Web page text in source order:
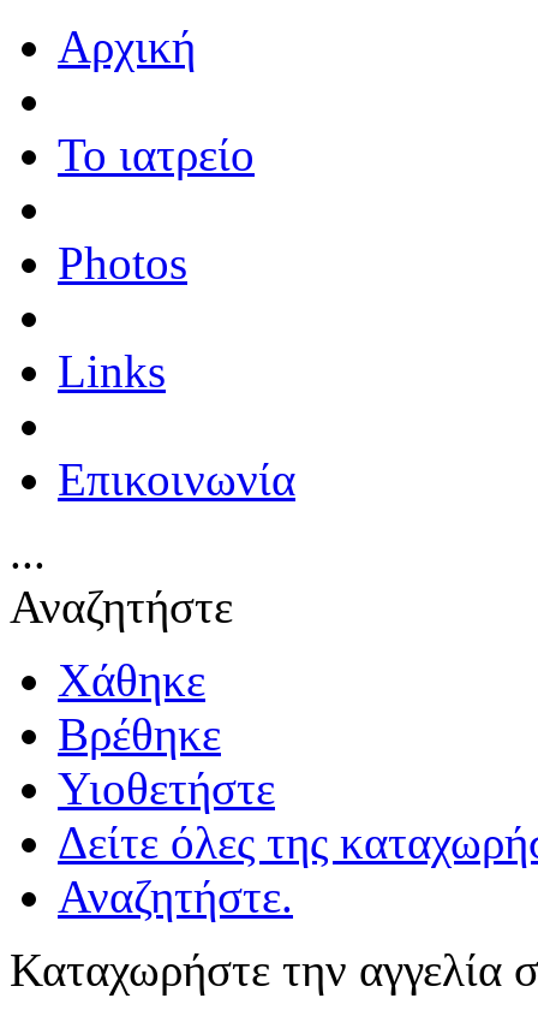
Αρχική
Το ιατρείο
Photos
Links
Επικοινωνία
...
Αναζητήστε
Χάθηκε
Βρέθηκε
Υιοθετήστε
Δείτε όλες της
Αναζητήστε.
Καταχωρήστε την αγγελία